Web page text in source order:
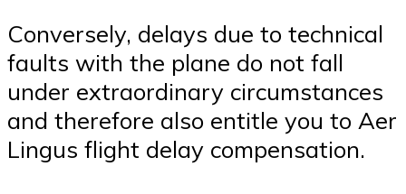
Conversely, delays due to technical
faults with the plane do not fall
under extraordinary circumstances
and therefore also entitle you to Aer
Lingus flight delay compensation.